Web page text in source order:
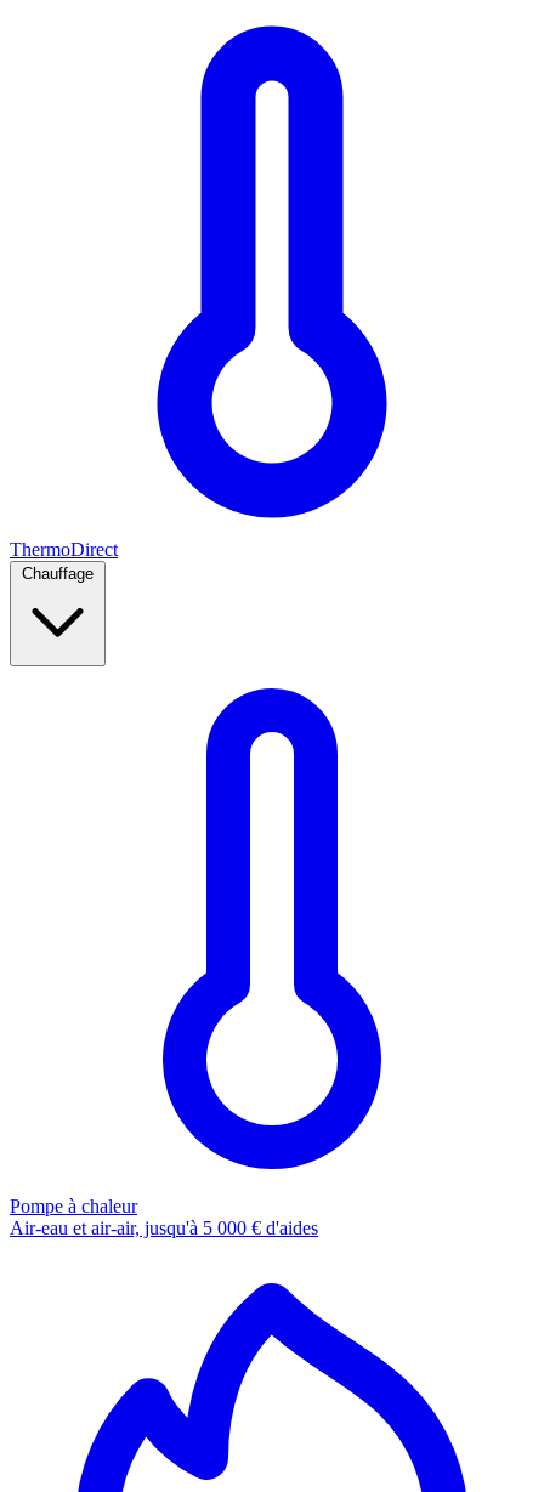
ThermoDirect
Pompe à chaleur
Air-eau et air-air, jusqu'à 5 000 € d'aides